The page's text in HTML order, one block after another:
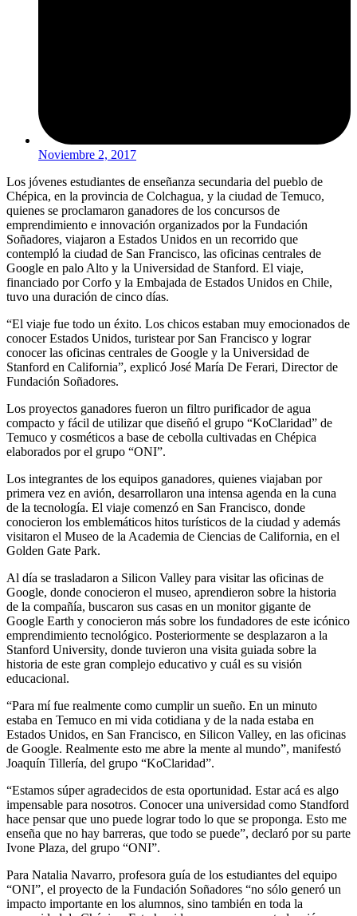
Noviembre 2, 2017
Los jóvenes estudiantes de enseñanza secundaria del pueblo de
Chépica, en la provincia de Colchagua, y la ciudad de Temuco,
quienes se proclamaron ganadores de los concursos de
emprendimiento e innovación organizados por la Fundación
Soñadores, viajaron a Estados Unidos en un recorrido que
contempló la ciudad de San Francisco, las oficinas centrales de
Google en palo Alto y la Universidad de Stanford. El viaje,
financiado por Corfo y la Embajada de Estados Unidos en Chile,
tuvo una duración de cinco días.
“El viaje fue todo un éxito. Los chicos estaban muy emocionados de
conocer Estados Unidos, turistear por San Francisco y lograr
conocer las oficinas centrales de Google y la Universidad de
Stanford en California”, explicó José María De Ferari, Director de
Fundación Soñadores.
Los proyectos ganadores fueron un filtro purificador de agua
compacto y fácil de utilizar que diseñó el grupo “KoClaridad” de
Temuco y cosméticos a base de cebolla cultivadas en Chépica
elaborados por el grupo “ONI”.
Los integrantes de los equipos ganadores, quienes viajaban por
primera vez en avión, desarrollaron una intensa agenda en la cuna
de la tecnología. El viaje comenzó en San Francisco, donde
conocieron los emblemáticos hitos turísticos de la ciudad y además
visitaron el Museo de la Academia de Ciencias de California, en el
Golden Gate Park.
Al día se trasladaron a Silicon Valley para visitar las oficinas de
Google, donde conocieron el museo, aprendieron sobre la historia
de la compañía, buscaron sus casas en un monitor gigante de
Google Earth y conocieron más sobre los fundadores de este icónico
emprendimiento tecnológico. Posteriormente se desplazaron a la
Stanford University, donde tuvieron una visita guiada sobre la
historia de este gran complejo educativo y cuál es su visión
educacional.
“Para mí fue realmente como cumplir un sueño. En un minuto
estaba en Temuco en mi vida cotidiana y de la nada estaba en
Estados Unidos, en San Francisco, en Silicon Valley, en las oficinas
de Google. Realmente esto me abre la mente al mundo”, manifestó
Joaquín Tillería, del grupo “KoClaridad”.
“Estamos súper agradecidos de esta oportunidad. Estar acá es algo
impensable para nosotros. Conocer una universidad como Standford
hace pensar que uno puede lograr todo lo que se proponga. Esto me
enseña que no hay barreras, que todo se puede”, declaró por su parte
Ivone Plaza, del grupo “ONI”.
Para Natalia Navarro, profesora guía de los estudiantes del equipo
“ONI”, el proyecto de la Fundación Soñadores “no sólo generó un
impacto importante en los alumnos, sino también en toda la